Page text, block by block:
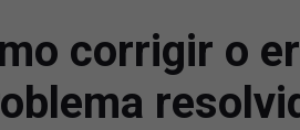
corrigir o